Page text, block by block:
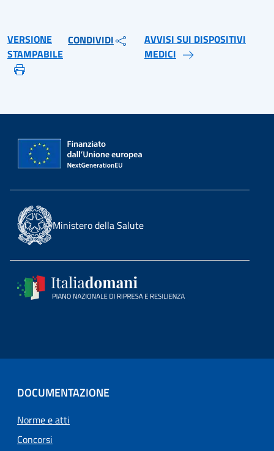
VERSIONE
STAMPABILE
CONDIVIDI
AVVISI SUI DISPOSITIVI
MEDICI
Ministero della Salute
DOCUMENTAZIONE
Norme e atti
Concorsi